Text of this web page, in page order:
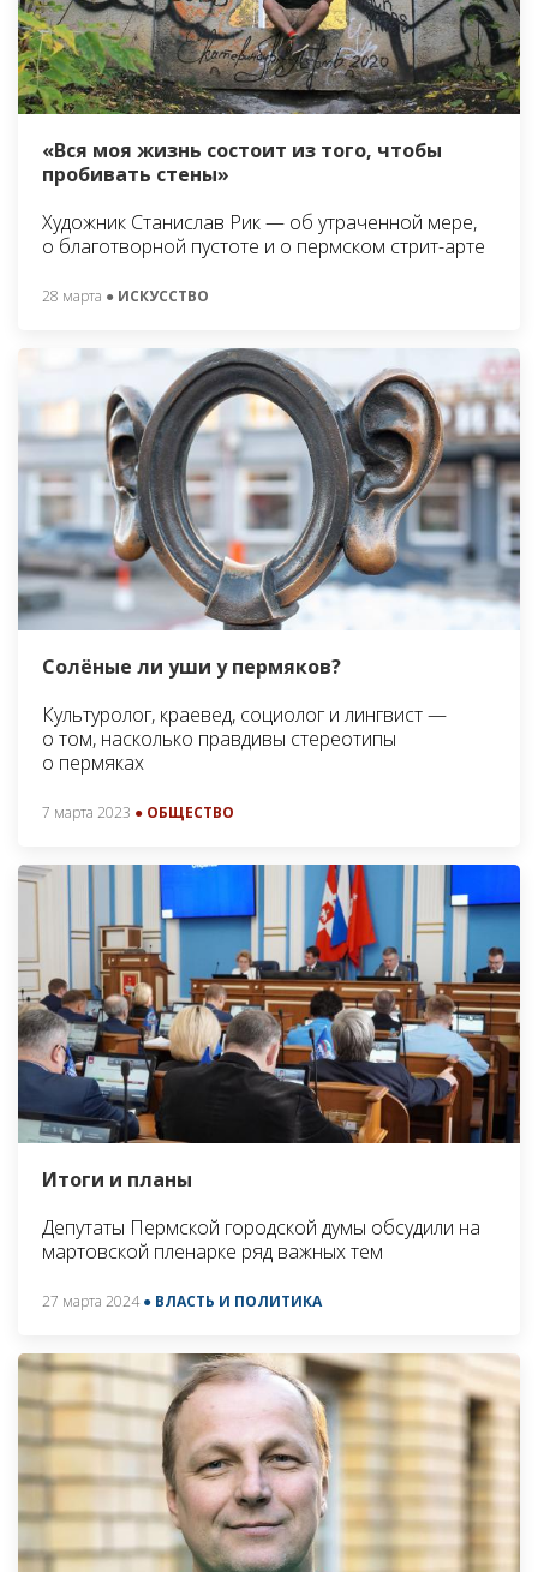
«Вся моя жизнь состоит из того, чтобы
пробивать стены»
Художник Станислав Рик — об утраченной мере,
о благотворной пустоте и о пермском стрит-арте
28 марта ● ИСКУССТВО
Солёные ли уши у пермяков?
Культуролог, краевед, социолог и лингвист —
о том, насколько правдивы стереотипы
о пермяках
7 марта 2023 ● ОБЩЕСТВО
Итоги и планы
Депутаты Пермской городской думы обсудили на
мартовской пленарке ряд важных тем
27 марта 2024● ВЛАСТЬ И ПОЛИТИКА